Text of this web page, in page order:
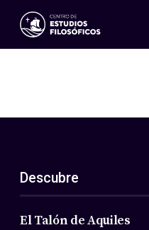
Eventos
ES
EN
Acerca de nosotros
Miembros
Descubre
El Talón de Aquiles